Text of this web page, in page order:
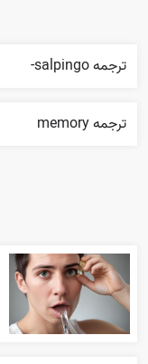
ترجمه salpingo-
ترجمه memory